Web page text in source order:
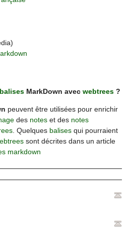
balises MarkDown avecwebtrees ?
peuvent être utilisées pour enrichir
des noteset des notes
. Quelques balisesqui pourraient
sont décrites dans un article
markdown